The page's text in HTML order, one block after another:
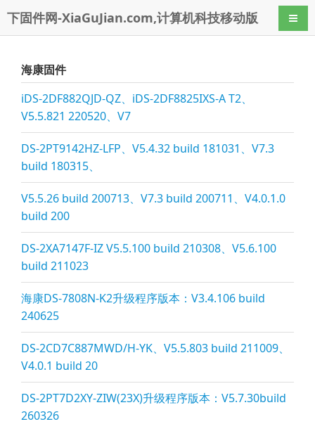
下固件网-XiaGuJian.com,计算机科技移动版 导航
海康固件
iDS-2DF882QJD-QZ、iDS-2DF8825IXS-A T2、
V5.5.821 220520、V7
DS-2PT9142HZ-LFP、V5.4.32 build 181031、V7.3
build 180315、
V5.5.26 build 200713、V7.3 build 200711、V4.0.1.0
build 200
DS-2XA7147F-IZ V5.5.100 build 210308、V5.6.100
build 211023
海康DS-7808N-K2升级程序版本：V3.4.106 build
240625
DS-2CD7C887MWD/H-YK、V5.5.803 build 211009、
V4.0.1 build 20
DS-2PT7D2XY-ZIW(23X)升级程序版本：V5.7.30build
260326